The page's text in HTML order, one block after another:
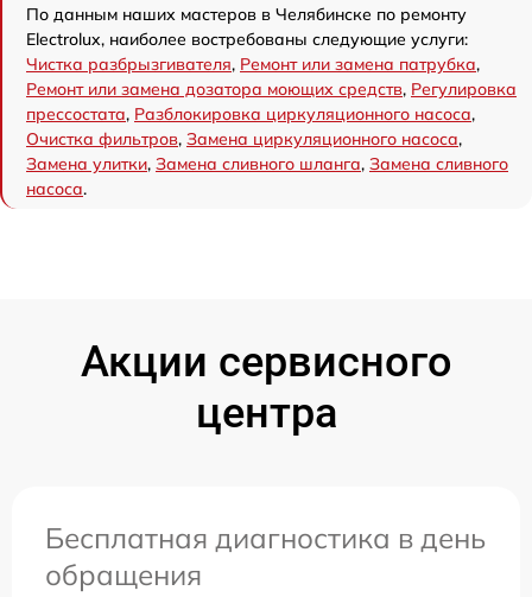
По данным наших мастеров в Челябинске по ремонту
Electrolux, наиболее востребованы следующие услуги:
Чистка разбрызгивателя, Ремонт или замена патрубка,
Ремонт или замена дозатора моющих средств, Регулировка
прессостата, Разблокировка циркуляционного насоса,
Очистка фильтров, Замена циркуляционного насоса,
Замена улитки, Замена сливного шланга, Замена сливного
насоса.
Акции сервисного
центра
Бесплатная диагностика в день
обращения